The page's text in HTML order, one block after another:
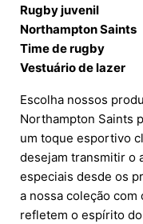
Rugby juvenil
Northampton Saints
Time de rugby
Vestuário de lazer
Escolha nossos
Northampton Saints
um toque esportivo
desejam transmitir o
especiais desde os
a nossa coleção
refletem o espírito do